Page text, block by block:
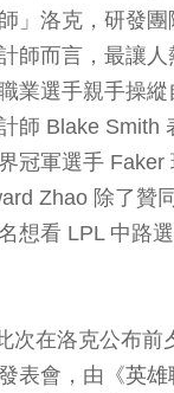
」洛克，研發
師而言，最讓
業選手親手操縱
師 Blake Smith
冠軍選手 Faker
Zhao 除了贊
想看 LPL 中路
次在洛克公布前
表會，由《英雄